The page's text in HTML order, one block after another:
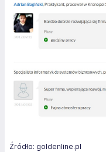
Źródło: goldenline.pl